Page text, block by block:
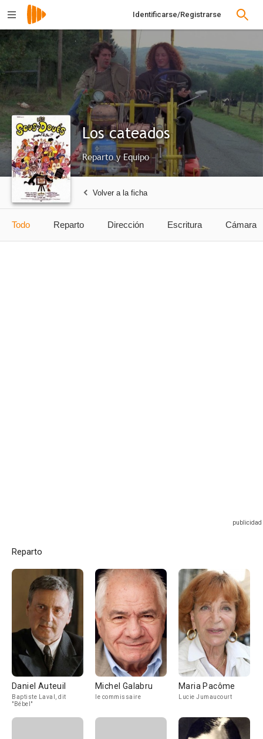
Identificarse/Registrarse
Los cateados
Reparto y Equipo
Volver a la ficha
Todo Reparto Dirección Escritura Cámara
Reparto
Daniel Auteuil
Baptiste Laval, dit
"Bébel"
Michel Galabru
le commissaire
Maria Pacôme
Lucie Jumaucourt